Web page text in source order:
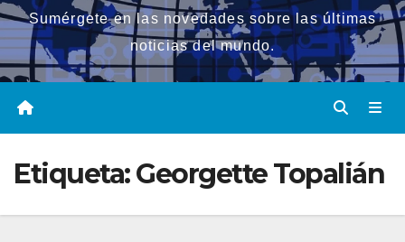
Sumérgete en las novedades sobre las últimas
noticias del mundo.
Etiqueta:Georgette Topalián